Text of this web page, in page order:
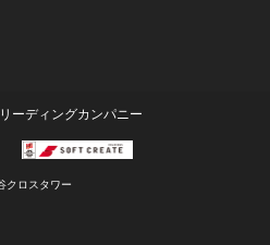
ーディングカンパニー
クロスタワー